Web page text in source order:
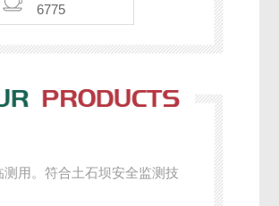
6775
用。符合土石坝安全监测技